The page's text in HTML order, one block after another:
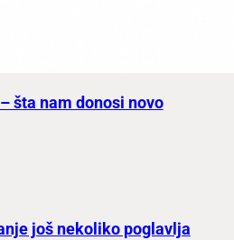
šta nam donosi novo
još nekoliko poglavlja